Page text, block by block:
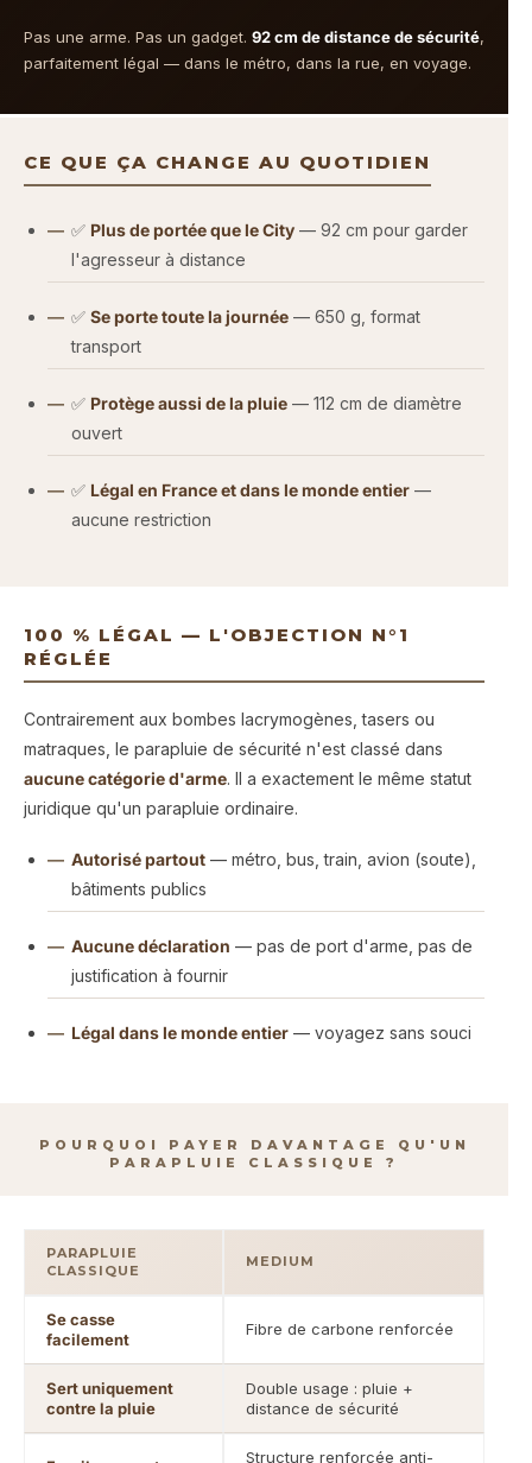
Pas une arme. Pas un gadget. 92 cm de distance de sécurité,
parfaitement légal — dans le métro, dans la rue, en voyage.
CE QUE ÇA CHANGE AU QUOTIDIEN
✅ Plus de portée que le City — 92 cm pour garder
l'agresseur à distance
✅ Se porte toute la journée — 650 g, format
transport
✅ Protège aussi de la pluie — 112 cm de diamètre
ouvert
✅ Légal en France et dans le monde entier —
aucune restriction
100 % LÉGAL — L'OBJECTION N°1
RÉGLÉE
Contrairement aux bombes lacrymogènes, tasers ou
matraques, le parapluie de sécurité n'est classé dans
aucune catégorie d'arme. Il a exactement le même statut
juridique qu'un parapluie ordinaire.
Autorisé partout — métro, bus, train, avion (soute),
bâtiments publics
Aucune déclaration — pas de port d'arme, pas de
justification à fournir
Légal dans le monde entier — voyagez sans souci
POURQUOI PAYER DAVANTAGE QU'UN
PARAPLUIE CLASSIQUE ?
PARAPLUIE
CLASSIQUE
MEDIUM
Se casse
facilement
Fibre de carbone renforcée
Sert uniquement
contre la pluie
Double usage : pluie +
distance de sécurité
Structure renforcée anti-